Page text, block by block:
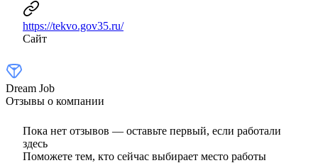
https://tekvo.gov35.ru/
Сайт
Dream Job
Отзывы о компании
Пока нет отзывов — оставьте первый, если работали
здесь
Поможете тем, кто сейчас выбирает место работы